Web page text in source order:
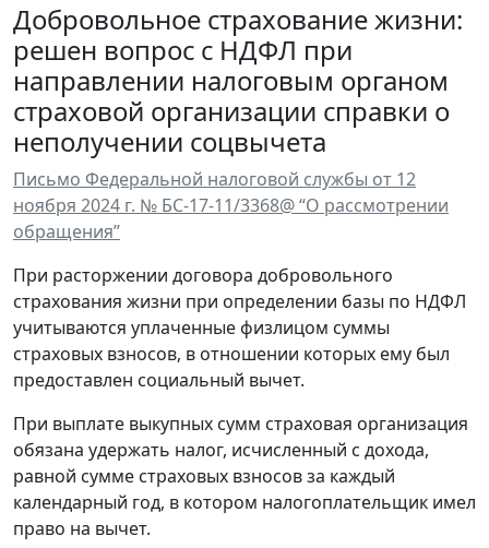
Добровольное страхование жизни:
решен вопрос с НДФЛ при
направлении налоговым органом
страховой организации справки о
неполучении соцвычета
Письмо Федеральной налоговой службы от 12
ноября 2024 г. № БС-17-11/3368@ “О рассмотрении
обращения”
При расторжении договора добровольного
страхования жизни при определении базы по НДФЛ
учитываются уплаченные физлицом суммы
страховых взносов, в отношении которых ему был
предоставлен социальный вычет.
При выплате выкупных сумм страховая организация
обязана удержать налог, исчисленный с дохода,
равной сумме страховых взносов за каждый
календарный год, в котором налогоплательщик имел
право на вычет.